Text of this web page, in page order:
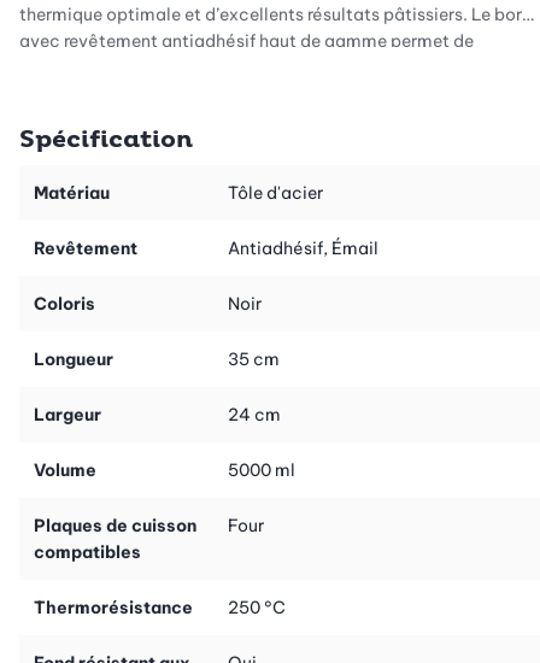
thermique optimale et d’excellents résultats pâtissiers. Le bord
avec revêtement antiadhésif haut de gamme permet de
un plat. En outre, le moule est garanti sans fuite et sans coulure
démouler ainsi vos gâteaux encore plus facilement.
Spécification
Matériau Tôle d'acier
Revêtement Antiadhésif, Émail
Coloris Noir
Longueur 35 cm
Largeur 24 cm
Volume 5000 ml
Plaques de cuisson
compatibles
Four
Thermorésistance 250 °C